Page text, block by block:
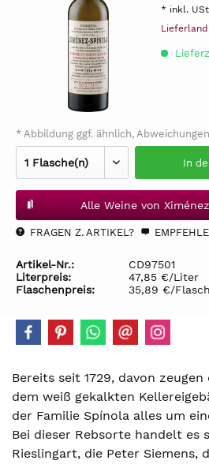
* inkl.
Lieferland
* Abbildung ggf. ähnlich,
In
Alle Weine von
FRAGEN Z. ARTIKEL?
Artikel-Nr.:
CD97501
Literpreis:
47,85 €/Liter
Flaschenpreis:
35,89 €/
Bereits seit 1729, davon
dem weiß gekalkten
der Familie Spínola alles um
Bei dieser Rebsorte handelt es
Rieslingart, die Peter Siemens,